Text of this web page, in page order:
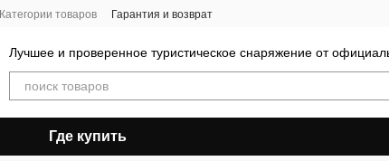
Категории товаров Гарантия и возврат
Лучшее и проверенное туристическое снаряжение от
Где купить